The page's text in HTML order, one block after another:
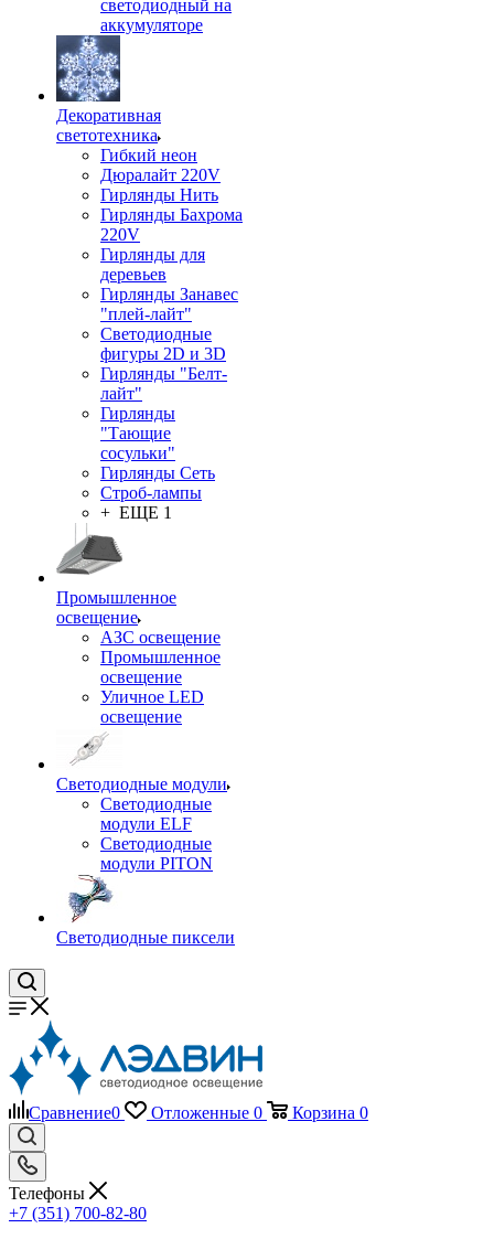
светодиодный на
аккумуляторе
Декоративная
светотехника
Гибкий неон
Дюралайт 220V
Гирлянды Нить
Гирлянды Бахрома
220V
Гирлянды для
деревьев
Гирлянды Занавес
"плей-лайт"
Светодиодные
фигуры 2D и 3D
Гирлянды "Белт-
лайт"
Гирлянды
"Тающие
сосульки"
Гирлянды Сеть
Строб-лампы
+ ЕЩЕ 1
Промышленное
освещение
АЗС освещение
Промышленное
освещение
Уличное LED
освещение
Светодиодные модули
Светодиодные
модули ELF
Светодиодные
модули PITON
Светодиодные пиксели
Сравнение0 Отложенные 0 Корзина 0
Телефоны
+7 (351) 700-82-80